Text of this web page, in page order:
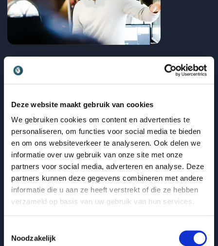
Deze website maakt gebruik van cookies
We gebruiken cookies om content en advertenties te
personaliseren, om functies voor social media te bieden
en om ons websiteverkeer te analyseren. Ook delen we
informatie over uw gebruik van onze site met onze
partners voor social media, adverteren en analyse. Deze
partners kunnen deze gegevens combineren met andere
informatie die u aan ze heeft verstrekt of die ze hebben
verzameld op basis van uw gebruik van hun services.
Noodzakelijk
Economie
Waarom organisaties Thijs Verlangen boeken voor
financiële rust, focus en groei
Thijs Verlangen
Fiscale strategie voor meer vrijheid
Lees blogbericht: Waarom organisaties Thijs Verlangen